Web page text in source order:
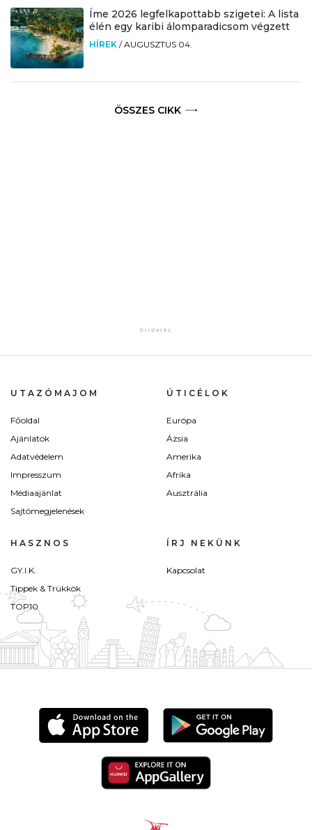
Íme 2026 legfelkapottabb szigetei: A lista
élén egy karibi álomparadicsom végzett
HÍREK /AUGUSZTUS 04.
ÖSSZES CIKK
UTAZÓMAJOM
Főoldal
Ajánlatok
Adatvédelem
Impresszum
Médiaajánlat
Sajtómegjelenések
ÚTICÉLOK
Európa
Ázsia
Amerika
Afrika
Ausztrália
HASZNOS
GY.I.K.
Tippek & Trükkök
TOP10
ÍRJ NEKÜNK
Kapcsolat